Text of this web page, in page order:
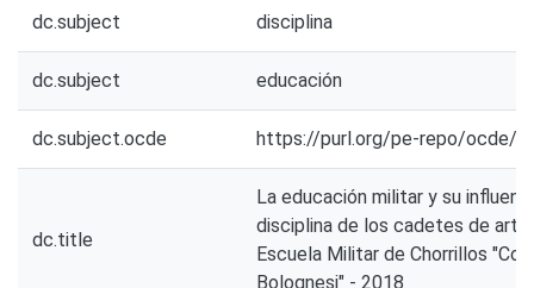
dc.subject disciplina
dc.subject educación
dc.subject.ocde https://purl.org/pe-repo/ocde/
dc.title
La educación militar y su
disciplina de los cadetes de
Escuela Militar de Chorrillos
Bolognesi" - 2018